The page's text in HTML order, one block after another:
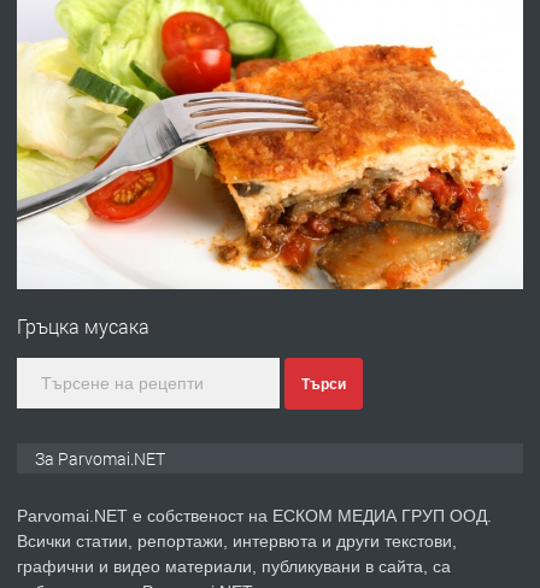
преди 1 година
ПРЕДЛАГА Работа за общи работници
преди 1 година
Първи поход "По стъпките на Ангел
преди 1 година
Гръцка мусака
Търси
За Parvomai.NET
Parvomai.NET е собственост на ЕСКОМ МЕДИА ГРУП ООД.
Всички статии, репортажи, интервюта и други текстови,
графични и видео материали, публикувани в сайта, са